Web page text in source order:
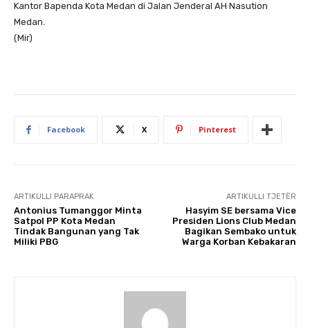
Kantor Bapenda Kota Medan di Jalan Jenderal AH Nasution
Medan.
(Mir)
Facebook X Pinterest
ARTIKULLI PARAPRAK
Antonius Tumanggor Minta
Satpol PP Kota Medan
Tindak Bangunan yang Tak
Miliki PBG
ARTIKULLI TJETËR
Hasyim SE bersama Vice
Presiden Lions Club Medan
Bagikan Sembako untuk
Warga Korban Kebakaran